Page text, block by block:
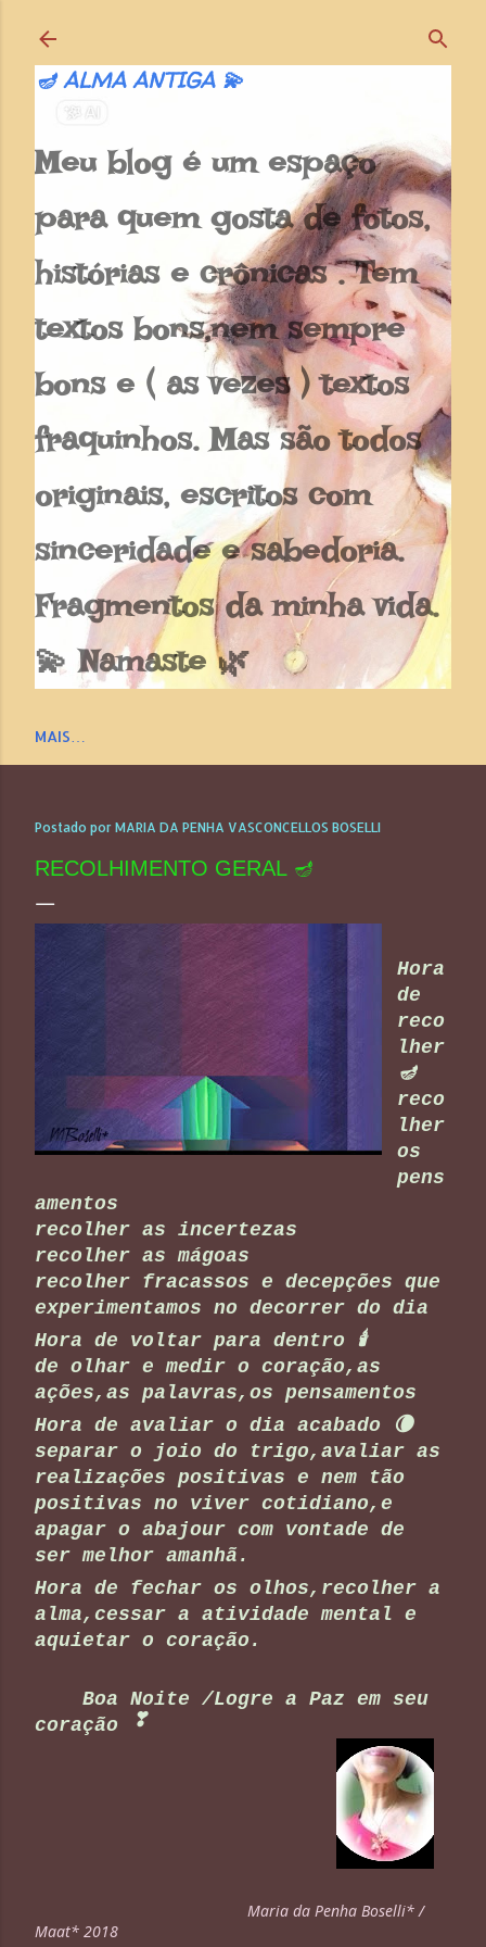
Pular para o conteúdo principal
🪔 ALMA ANTIGA 💫
Meu blog é um espaço
para quem gosta de fotos,
histórias e crônicas . Tem
textos bons,nem sempre
bons e ( as vezes ) textos
fraquinhos. Mas são todos
originais, escritos com
sinceridade e sabedoria.
Fragmentos da minha vida.
💫 Namaste 🌿
MAIS…
Postado por MARIA DA PENHA VASCONCELLOS BOSELLI
RECOLHIMENTO GERAL 🪔
Hora
de
reco
lher
🪔
reco
lher
os
pens
amentos
recolher as incertezas
recolher as mágoas
recolher fracassos e decepções que
experimentamos no decorrer do dia
Hora de voltar para dentro 🕯️
de olhar e medir o coração,as
ações,as palavras,os pensamentos
Hora de avaliar o dia acabado 🌘
separar o joio do trigo,avaliar as
realizações positivas e nem tão
positivas no viver cotidiano,e
apagar o abajour com vontade de
ser melhor amanhã.
Hora de fechar os olhos,recolher a
alma,cessar a atividade mental e
aquietar o coração.
Boa Noite /Logre a Paz em seu
coração
❣
Maria da Penha Boselli* /
Maat* 2018